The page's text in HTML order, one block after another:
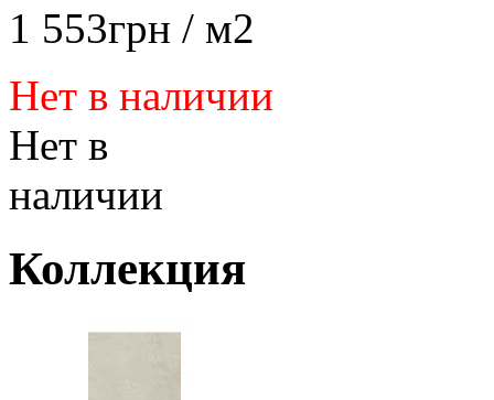
1 553грн / м2
Нет в наличии
Нет в
наличии
Коллекция